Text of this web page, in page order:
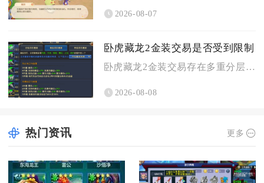
2026-08-07
卧虎藏龙2金装交易是否受到限制
卧虎藏龙2金装交易存在多重分层限制，金装能否流通完全由装备绑...
2026-08-08
热门资讯 更多